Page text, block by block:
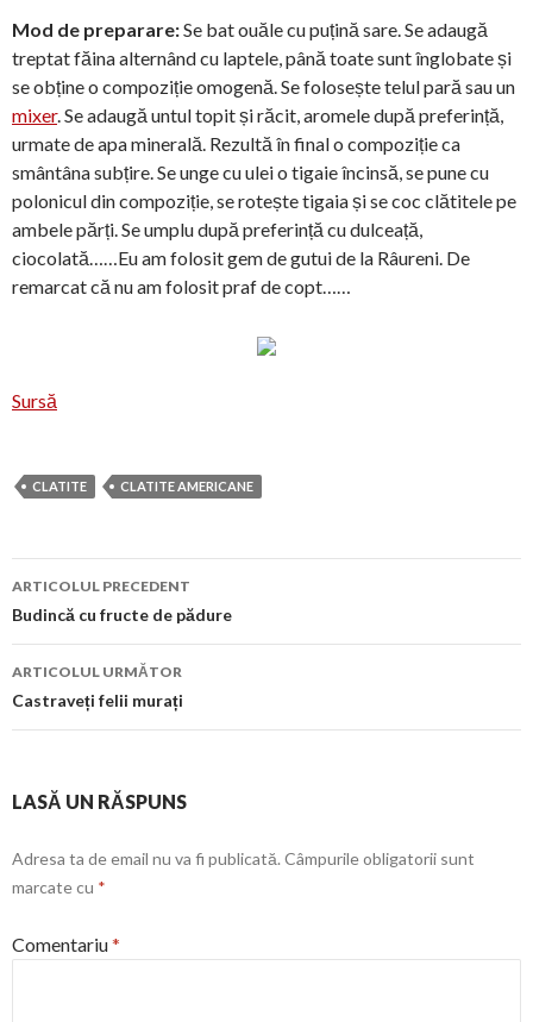
Mod de preparare:Se bat ouăle cu puțină sare. Se adaugă
treptat făina alternând cu laptele, până toate sunt înglobate și
se obține o compoziție omogenă. Se folosește telul pară sau un
mixer. Se adaugă untul topit și răcit, aromele după preferință,
urmate de apa minerală. Rezultă în final o compoziție ca
smântâna subțire. Se unge cu ulei o tigaie încinsă, se pune cu
polonicul din compoziție, se rotește tigaia și se coc clătitele pe
ambele părți. Se umplu după preferință cu dulceață,
ciocolată……Eu am folosit gem de gutui de la Râureni. De
remarcat că nu am folosit praf de copt……
Sursă
CLATITE CLATITE AMERICANE
Navigare
în
articol
ARTICOLUL PRECEDENT
Budincă cu fructe de pădure
ARTICOLUL URMĂTOR
Castraveți felii murați
LASĂ UN RĂSPUNS
Adresa ta de email nu va fi publicată. Câmpurile obligatorii sunt
marcate cu *
Comentariu*